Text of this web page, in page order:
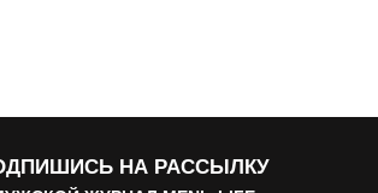
НА РАССЫЛКУ